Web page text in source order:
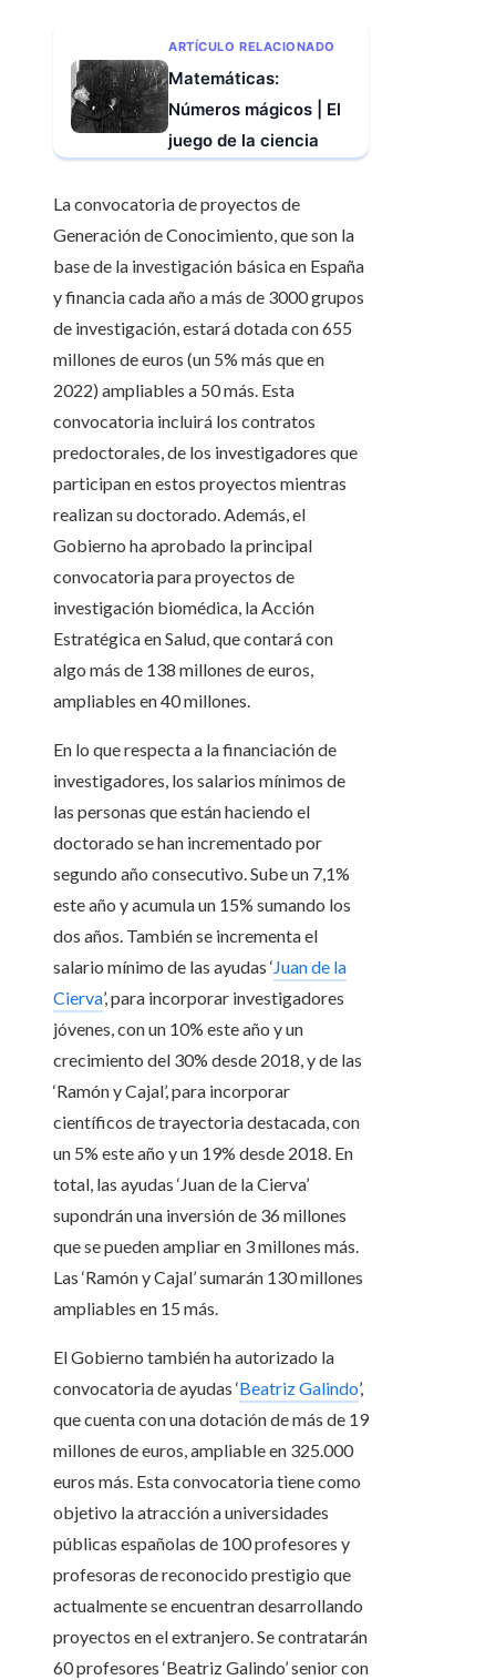
ARTÍCULO RELACIONADO
Matemáticas:
Números mágicos | El
juego de la ciencia
La convocatoria de proyectos de
Generación de Conocimiento, que son la
base de la investigación básica en España
y financia cada año a más de 3000 grupos
de investigación, estará dotada con 655
millones de euros (un 5% más que en
2022) ampliables a 50 más. Esta
convocatoria incluirá los contratos
predoctorales, de los investigadores que
participan en estos proyectos mientras
realizan su doctorado. Además, el
Gobierno ha aprobado la principal
convocatoria para proyectos de
investigación biomédica, la Acción
Estratégica en Salud, que contará con
algo más de 138 millones de euros,
ampliables en 40 millones.
En lo que respecta a la financiación de
investigadores, los salarios mínimos de
las personas que están haciendo el
doctorado se han incrementado por
segundo año consecutivo. Sube un 7,1%
este año y acumula un 15% sumando los
dos años. También se incrementa el
salario mínimo de las ayudas ‘Juan de la
Cierva’, para incorporar investigadores
jóvenes, con un 10% este año y un
crecimiento del 30% desde 2018, y de las
‘Ramón y Cajal’, para incorporar
científicos de trayectoria destacada, con
un 5% este año y un 19% desde 2018. En
total, las ayudas ‘Juan de la Cierva’
supondrán una inversión de 36 millones
que se pueden ampliar en 3 millones más.
Las ‘Ramón y Cajal’ sumarán 130 millones
ampliables en 15 más.
El Gobierno también ha autorizado la
convocatoria de ayudas ‘Beatriz Galindo’,
que cuenta con una dotación de más de 19
millones de euros, ampliable en 325.000
euros más. Esta convocatoria tiene como
objetivo la atracción a universidades
públicas españolas de 100 profesores y
profesoras de reconocido prestigio que
actualmente se encuentran desarrollando
proyectos en el extranjero. Se contratarán
60 profesores ‘Beatriz Galindo’ senior con